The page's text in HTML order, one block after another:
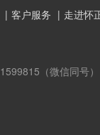
客户服务 走进怀
（微信同号）